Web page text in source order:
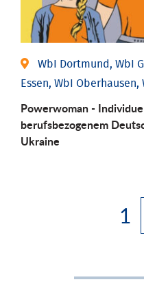
WbI Dortmund, WbI
Essen, WbI Oberhausen,
Powerwoman -
berufsbezogenem
Ukraine
1